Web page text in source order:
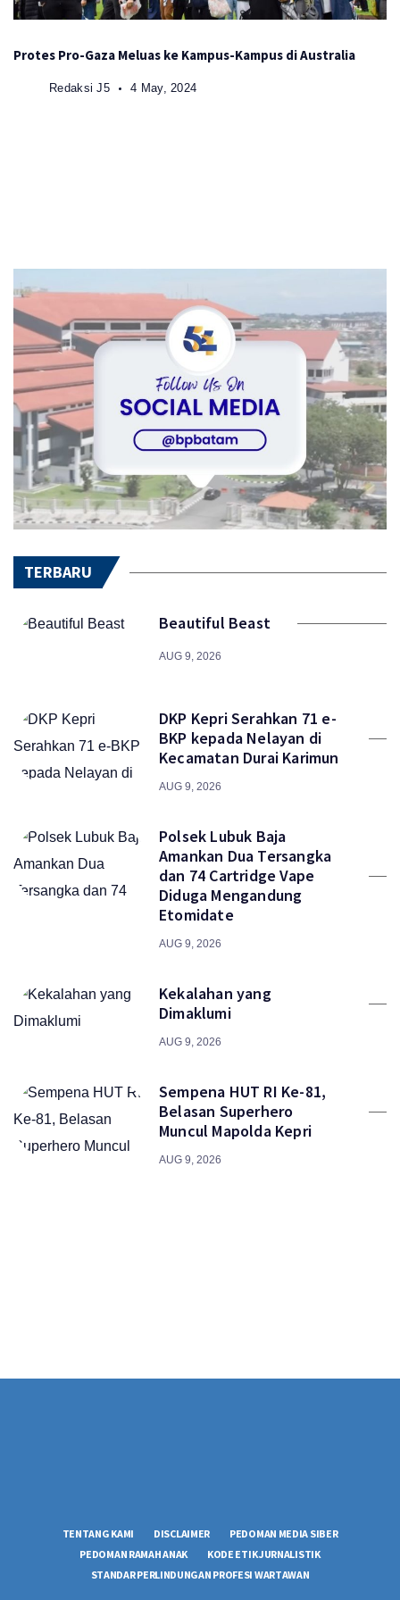
Protes Pro-Gaza Meluas ke Kampus-Kampus di Australia
Redaksi J5 4 May, 2024
TERBARU
Beautiful Beast
AUG 9, 2026
DKP Kepri Serahkan 71 e-
BKP kepada Nelayan di
Kecamatan Durai Karimun
AUG 9, 2026
Polsek Lubuk Baja
Amankan Dua Tersangka
dan 74 Cartridge Vape
Diduga Mengandung
Etomidate
AUG 9, 2026
Kekalahan yang
Dimaklumi
AUG 9, 2026
Sempena HUT RI Ke-81,
Belasan Superhero
Muncul Mapolda Kepri
AUG 9, 2026
TENTANG KAMI DISCLAIMER
PEDOMAN MEDIA SIBER
PEDOMAN RAMAH ANAK
KODE ETIK JURNALISTIK
STANDAR PERLINDUNGAN PROFESI WARTAWAN